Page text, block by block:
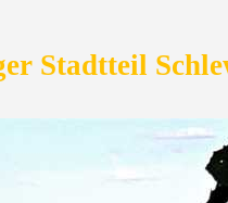
Stadtteil